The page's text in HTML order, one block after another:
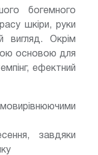
богемного
шкіри, руки
вигляд. Окрім
основою для
ефектний
завдяки